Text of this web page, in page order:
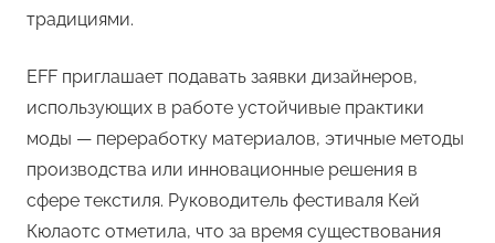
традициями.
EFF приглашает подавать заявки дизайнеров,
использующих в работе устойчивые практики
моды — переработку материалов, этичные методы
производства или инновационные решения в
сфере текстиля. Руководитель фестиваля Кей
Кюлаотс отметила, что за время существования